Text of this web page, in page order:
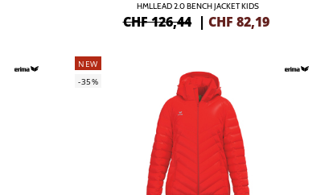
HMLLEAD 2.0 BENCH JACKET KIDS
CHF 126,44 | CHF 82,19
NEW
-35%